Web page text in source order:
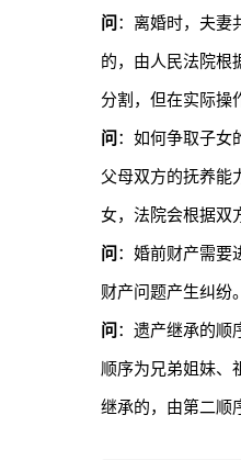
问：离婚时，夫妻
的，由人民法院根
分割，但在实际操
问：如何争取子女
父母双方的抚养能
女，法院会根据双
问：婚前财产需要
财产问题产生纠纷
问：遗产继承的顺
顺序为兄弟姐妹、
继承的，由第二顺